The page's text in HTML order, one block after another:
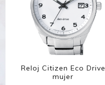
Reloj Citizen Eco Drive
mujer